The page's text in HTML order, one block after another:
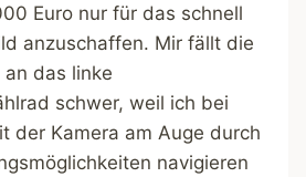
Euro nur für das schnell
anzuschaffen. Mir fällt die
an das linke
schwer, weil ich bei
der Kamera am Auge durch
navigieren